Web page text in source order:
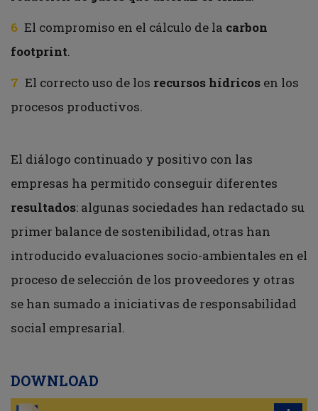
El compromiso en el cálculo de la carbon
footprint.
El correcto uso de los recursos hídricos en los
procesos productivos.
El diálogo continuado y positivo con las
empresas ha permitido conseguir diferentes
resultados: algunas sociedades han redactado su
primer balance de sostenibilidad, otras han
introducido evaluaciones socio-ambientales en el
proceso de selección de los proveedores y otras
se han sumado a iniciativas de responsabilidad
social empresarial.
DOWNLOAD